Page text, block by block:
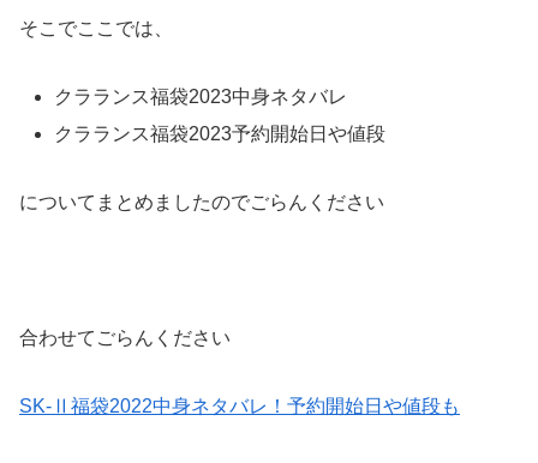
そこでここでは、
クラランス福袋2023中身ネタバレ
クラランス福袋2023予約開始日や値段
についてまとめましたのでごらんください
合わせてごらんください
SK-Ⅱ福袋2022中身ネタバレ！予約開始日や値段も